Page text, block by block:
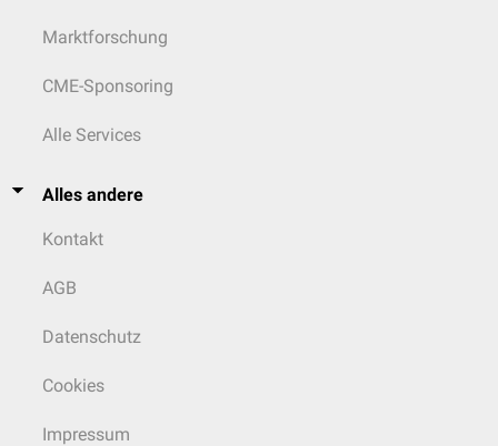
Marktforschung
CME-Sponsoring
Alle Services
Alles andere
Kontakt
AGB
Datenschutz
Cookies
Impressum